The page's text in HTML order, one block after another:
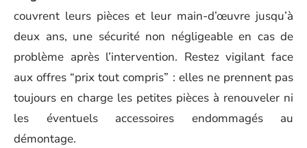
couvrent leurs pièces et leur main-d’œuvre jusqu’à
deux ans, une sécurité non négligeable en cas de
problème après l’intervention. Restez vigilant face
aux offres “prix tout compris” : elles ne prennent pas
toujours en charge les petites pièces à renouveler ni
les éventuels accessoires endommagés au
démontage.